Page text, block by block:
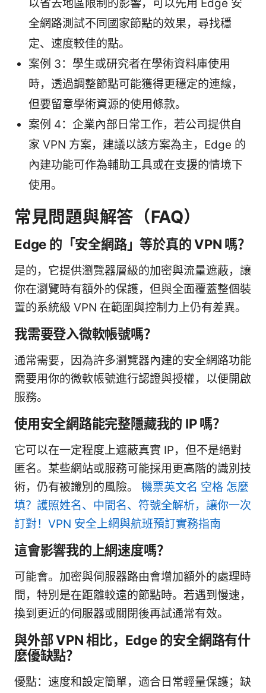
以省去地區限制的影響，可以先用 Edge 安
全網路測試不同國家節點的效果，尋找穩
定、速度較佳的點。
案例 3：學生或研究者在學術資料庫使用
時，透過調整節點可能獲得更穩定的連線，
但要留意學術資源的使用條款。
案例 4：企業內部日常工作，若公司提供自
家 VPN 方案，建議以該方案為主，Edge 的
內建功能可作為輔助工具或在支援的情境下
使用。
常見問題與解答（FAQ）
Edge 的「安全網路」等於真的 VPN 嗎？
是的，它提供瀏覽器層級的加密與流量遮蔽，讓
你在瀏覽時有額外的保護，但與全面覆蓋整個裝
置的系統級 VPN 在範圍與控制力上仍有差異。
我需要登入微軟帳號嗎？
通常需要，因為許多瀏覽器內建的安全網路功能
需要用你的微軟帳號進行認證與授權，以便開啟
服務。
使用安全網路能完整隱藏我的 IP 嗎？
它可以在一定程度上遮蔽真實 IP，但不是絕對
匿名。某些網站或服務可能採用更高階的識別技
術，仍有被識別的風險。 機票英文名 空格 怎麼
填？護照姓名、中間名、符號全解析，讓你一次
訂對！VPN 安全上網與航班預訂實務指南
這會影響我的上網速度嗎？
可能會。加密與伺服器路由會增加額外的處理時
間，特別是在距離較遠的節點時。若遇到慢速，
換到更近的伺服器或關閉後再試通常有效。
與外部 VPN 相比，Edge 的安全網路有什
麼優缺點？
優點：速度和設定簡單，適合日常輕量保護；缺